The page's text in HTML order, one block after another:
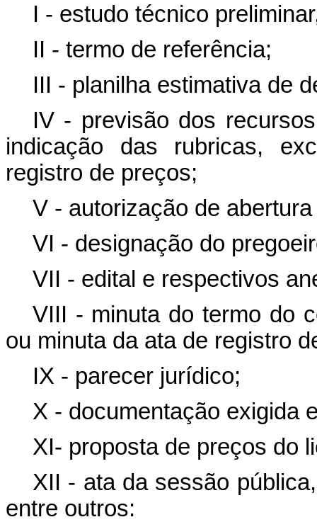
I - estudo técnico
II - termo de referência;
III - planilha estimativa de
IV - previsão dos
indicação das rubricas,
registro de preços;
V - autorização de
VI - designação do
VII - edital e respectivos
VIII - minuta do termo do
ou minuta da ata de registro
IX - parecer jurídico;
X - documentação exigida
XI- proposta de preços do
XII - ata da sessão
entre outros: